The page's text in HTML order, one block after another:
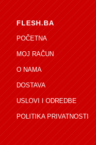
FLESH.BA
POČETNA
MOJ RAČUN
O NAMA
DOSTAVA
USLOVI I ODREDBE
POLITIKA PRIVATNOSTI